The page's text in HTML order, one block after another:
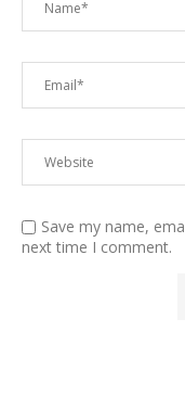
Save my name,
next time I comment.